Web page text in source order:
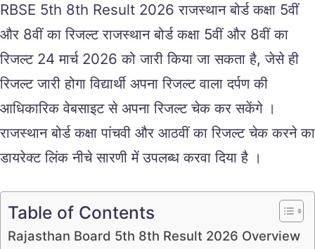
RBSE 5th 8th Result 2026 राजस्थान बोर्ड कक्षा 5वीं
और 8वीं का रिजल्ट राजस्थान बोर्ड कक्षा 5वीं और 8वीं का
रिजल्ट 24 मार्च 2026 को जारी किया जा सकता है, जेसे ही
रिजल्ट जारी होगा विद्यार्थी अपना रिजल्ट वाला दर्पण की
आधिकारिक वेबसाइट से अपना रिजल्ट चेक कर सकेंगे ।
राजस्थान बोर्ड कक्षा पांचवी और आठवीं का रिजल्ट चेक करने का
डायरेक्ट लिंक नीचे सारणी में उपलब्ध करवा दिया है ।
Table of Contents
Rajasthan Board 5th 8th Result 2026 Overview